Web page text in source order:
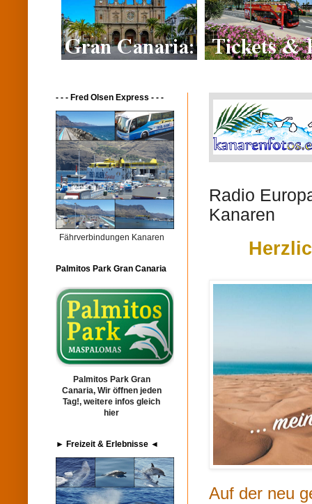
Radio
Kanaren
Auf der neu
- - - Fred Olsen Express - - -
Fährverbindungen Kanaren
Palmitos Park Gran Canaria
Palmitos Park Gran
Canaria, Wir öffnen jeden
Tag!, weitere infos gleich
hier
► Freizeit & Erlebnisse ◄